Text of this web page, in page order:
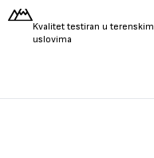
Kvalitet testiran u terenskim
uslovima